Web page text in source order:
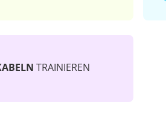
TRAINIEREN